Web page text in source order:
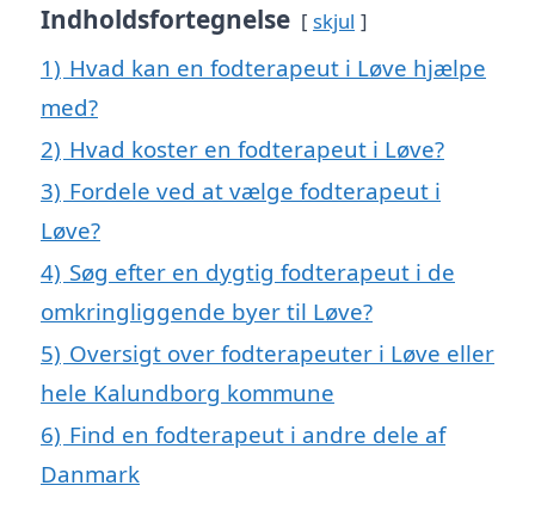
Indholdsfortegnelse skjul
1) Hvad kan en fodterapeut i Løve hjælpe
med?
2) Hvad koster en fodterapeut i Løve?
3) Fordele ved at vælge fodterapeut i
Løve?
4) Søg efter en dygtig fodterapeut i de
omkringliggende byer til Løve?
5) Oversigt over fodterapeuter i Løve eller
hele Kalundborg kommune
6) Find en fodterapeut i andre dele af
Danmark